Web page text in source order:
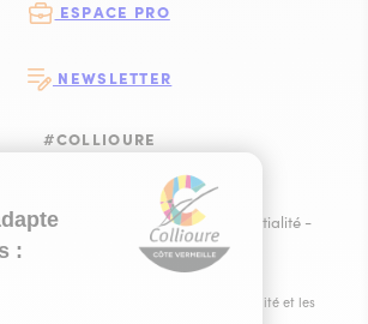
ESPACE PRO
NEWSLETTER
#COLLIOURE
SUIVEZ-NOUS
SUIVEZ-NOUS
SUIVEZ-
SUIVEZ-
légales Politique de confidentialité -
éco-conçu !
Éditer mes cookies
IRIS Interactive
règles de confidentialitéet les